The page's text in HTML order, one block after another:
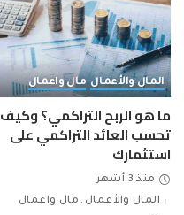
المال والأعمال مال واعمال
ما هو الربح التراكمي؟ وكيف
تحسب العائد التراكمي على
استثمارك
منذ 3 أشهر
المال والأعمال
مال واعمال